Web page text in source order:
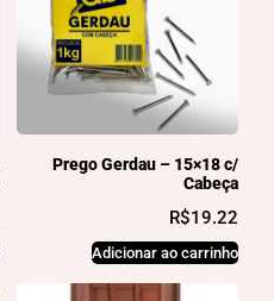
Prego Gerdau – 15×18 c/
Cabeça
R$19.22
Adicionar ao carrinho